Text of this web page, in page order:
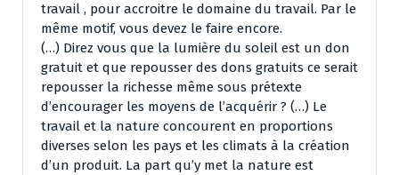
travail , pour accroitre le domaine du travail. Par le
même motif, vous devez le faire encore.
(…) Direz vous que la lumière du soleil est un don
gratuit et que repousser des dons gratuits ce serait
repousser la richesse même sous prétexte
d’encourager les moyens de l’acquérir ? (…) Le
travail et la nature concourent en proportions
diverses selon les pays et les climats à la création
d’un produit. La part qu’y met la nature est